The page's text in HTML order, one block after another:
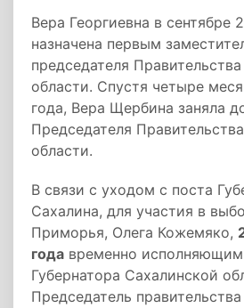
Вера Георгиевна в сентябре
назначена первым
председателя
области. Спустя четыре
года, Вера Щербина заняла
Председателя
области.
В связи с уходом с поста
Сахалина, для участия в
Приморья, Олега Кожемяко,
года временно исполняющим
Губернатора Сахалинской
Председатель